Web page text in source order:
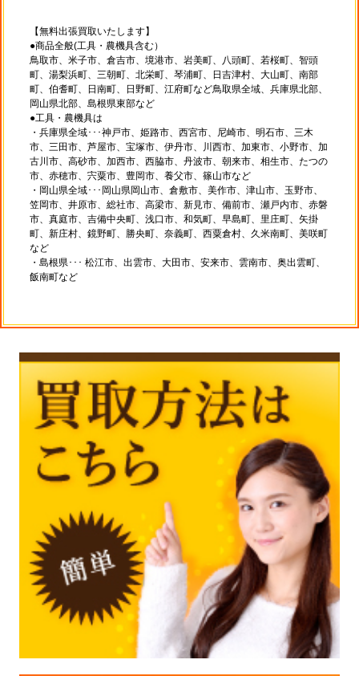
【無料出張買取いたします】
●商品全般(工具・農機具含む）
鳥取市、米子市、倉吉市、境港市、岩美町、八頭町、若桜町、智頭
町、湯梨浜町、三朝町、北栄町、琴浦町、日吉津村、大山町、南部
町、伯耆町、日南町、日野町、江府町など鳥取県全域、兵庫県北部、
岡山県北部、島根県東部など
●工具・農機具は
・兵庫県全域･･･神戸市、姫路市、西宮市、尼崎市、明石市、三木
市、三田市、芦屋市、宝塚市、伊丹市、川西市、加東市、小野市、加
古川市、高砂市、加西市、西脇市、丹波市、朝来市、相生市、たつの
市、赤穂市、宍粟市、豊岡市、養父市、篠山市など
・岡山県全域･･･岡山県岡山市、倉敷市、美作市、津山市、玉野市、
笠岡市、井原市、総社市、高梁市、新見市、備前市、瀬戸内市、赤磐
市、真庭市、吉備中央町、浅口市、和気町、早島町、里庄町、矢掛
町、新庄村、鏡野町、勝央町、奈義町、西粟倉村、久米南町、美咲町
など
・島根県･･･ 松江市、出雲市、大田市、安来市、雲南市、奥出雲町、
飯南町など